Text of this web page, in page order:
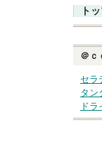
ト
＠ｃ
セラ
タン
ドラ